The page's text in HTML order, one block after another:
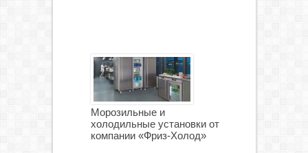
Морозильные и
холодильные установки от
компании «Фриз-Холод»